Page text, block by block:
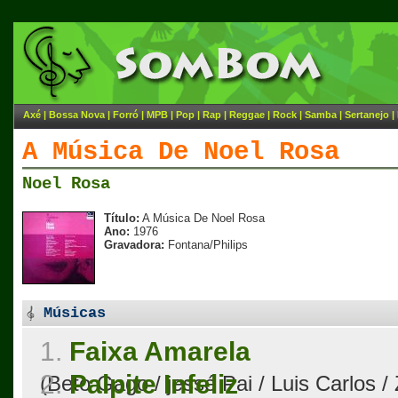
Axé | Bossa Nova | Forró | MPB | Pop | Rap | Reggae | Rock | Samba | Sertanejo |
A Música De Noel Rosa
Noel Rosa
Título: A Música De Noel Rosa
Ano: 1976
Gravadora: Fontana/Philips
Músicas
1. Faixa Amarela
(Beto Gago / jessé Pai / Luis Carlos /
2. Palpite Infeliz